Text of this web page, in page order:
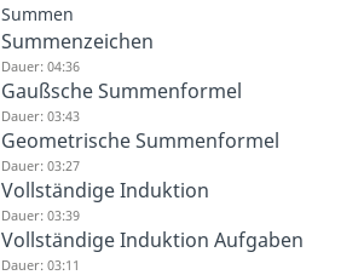
Summen
Summenzeichen
Dauer: 04:36
Gaußsche Summenformel
Dauer: 03:43
Geometrische Summenformel
Dauer: 03:27
Vollständige Induktion
Dauer: 03:39
Vollständige Induktion Aufgaben
Dauer: 03:11